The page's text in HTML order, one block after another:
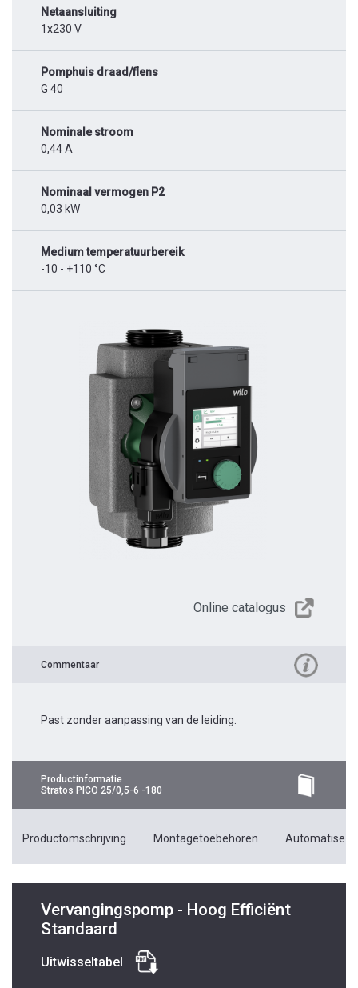
Netaansluiting
1x230 V
Pomphuis draad/flens
G 40
Nominale stroom
0,44 A
Nominaal vermogen P2
0,03 kW
Medium temperatuurbereik
-10 - +110 °C
Online catalogus
Commentaar
Past zonder aanpassing van de leiding.
Productinformatie
Stratos PICO 25/0,5-6 -180
Productomschrijving Montagetoebehoren
Vervangingspomp - Hoog Efficiënt
Standaard
Uitwisseltabel